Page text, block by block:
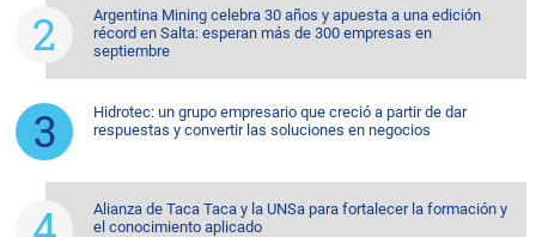
Argentina Mining celebra 30 años y apuesta a una edición
récord en Salta: esperan más de 300 empresas en
septiembre
Hidrotec: un grupo empresario que creció a partir de dar
respuestas y convertir las soluciones en negocios
Alianza de Taca Taca y la UNSa para fortalecer la formación y
el conocimiento aplicado